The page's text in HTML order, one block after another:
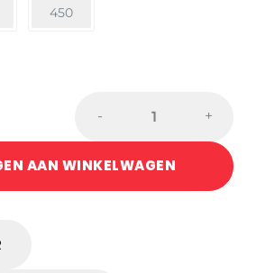
450
BOKSSTREPEN
quantity
- +
AAN WINKELWAGEN